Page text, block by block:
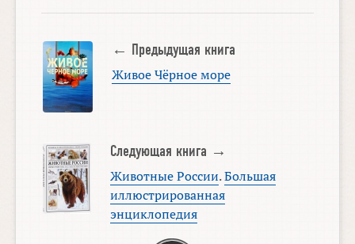
← Предыдущая книга
Живое Чёрное море
Следующая книга →
Животные России.Большая
иллюстрированная
энциклопедия